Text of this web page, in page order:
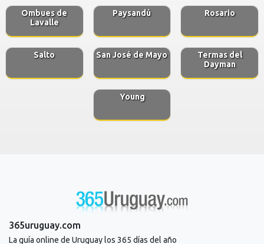
Ombues de
Lavalle
Paysandú Rosario
Salto San José de Mayo
Termas del
Dayman
Young
365uruguay.com
La guía online de Uruguay los 365 días del año